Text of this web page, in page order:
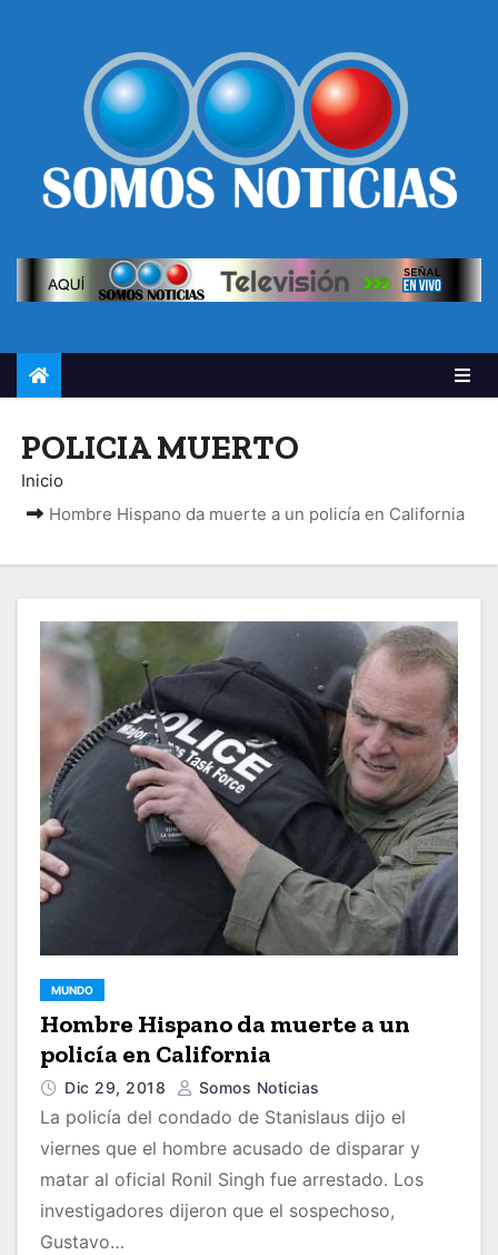
POLICIA MUERTO
Inicio
Hombre Hispano da muerte a un policía en California
MUNDO
Hombre Hispano da muerte a un
policía en California
Dic 29, 2018 Somos Noticias
La policía del condado de Stanislaus dijo el
viernes que el hombre acusado de disparar y
matar al oficial Ronil Singh fue arrestado. Los
investigadores dijeron que el sospechoso,
Gustavo…